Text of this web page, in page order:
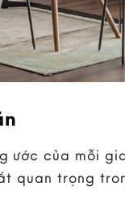
ước của mỗi
quan trọng